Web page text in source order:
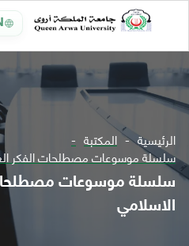
الرئيسية المكتبة
سلسلة موسوعات مصطلحات الفكر
سلسلة موسوعات مصطلحات
الاسلامي